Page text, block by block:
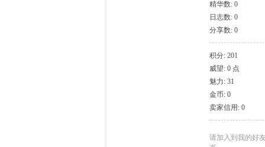
精华数: 0
日志数: 0
分享数: 0
积分: 201
威望: 0 点
魅力: 31
金币: 0
卖家信用: 0
请加入到我的好